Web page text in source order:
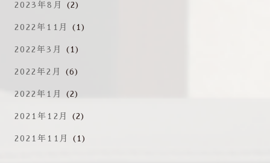
2023年8月 (2)
2022年11月 (1)
2022年3月 (1)
2022年2月 (6)
2022年1月 (2)
2021年12月 (2)
2021年11月 (1)